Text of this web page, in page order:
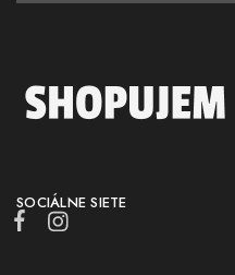
SOCIÁLNE SIETE